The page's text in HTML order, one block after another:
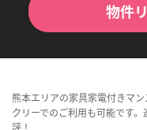
物件
熊本エリアの家具家電付きマ
クリーでのご利用も可能です